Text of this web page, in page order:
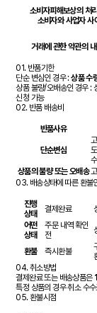
소비자피해보상의 처
소비자와 사업자 사
거래에 관한 약관의
01.반품기한
단순 변심인 경우 :상품 수
상품 불량/오배송인 경우 :
신청 가능
02.반품 배송비
반품사유
단순변심
상품의 불량 또는 오배송
03.배송상태에 따른 환불
진행
상태
결제완료
어떤
상태
주문 내역 확인
전
환불 즉시환불
04.취소방법
결제완료 또는 배송상품은
특정 상품의 경우 취소 수
05.환불시점